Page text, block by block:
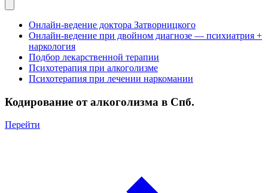
Онлайн-ведение доктора Затворницкого
Онлайн‑ведение при двойном диагнозе — психиатрия +
наркология
Подбор лекарственной терапии
Психотерапия при алкоголизме
Психотерапия при лечении наркомании
Кодирование от алкоголизма в Спб.
Перейти